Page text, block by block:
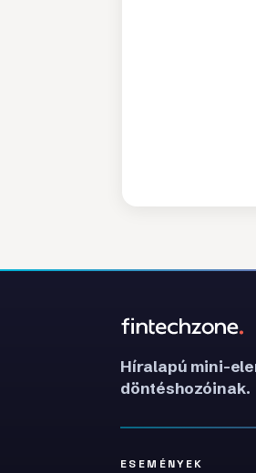
Híralapú mini-
döntéshozóinak.
ESEMÉNYEK